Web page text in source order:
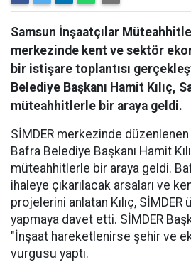
Samsun İnşaatçılar
merkezinde kent ve sektör
bir istişare toplantısı
Belediye Başkanı Hamit Kılıç,
müteahhitlerle bir araya geldi.
SİMDER merkezinde düzenlenen
Bafra Belediye Başkanı Hamit
müteahhitlerle bir araya geldi.
ihaleye çıkarılacak arsaları ve
projelerini anlatan Kılıç, SİMDER
yapmaya davet etti. SİMDER
"İnşaat hareketlenirse şehir ve
vurgusu yaptı.